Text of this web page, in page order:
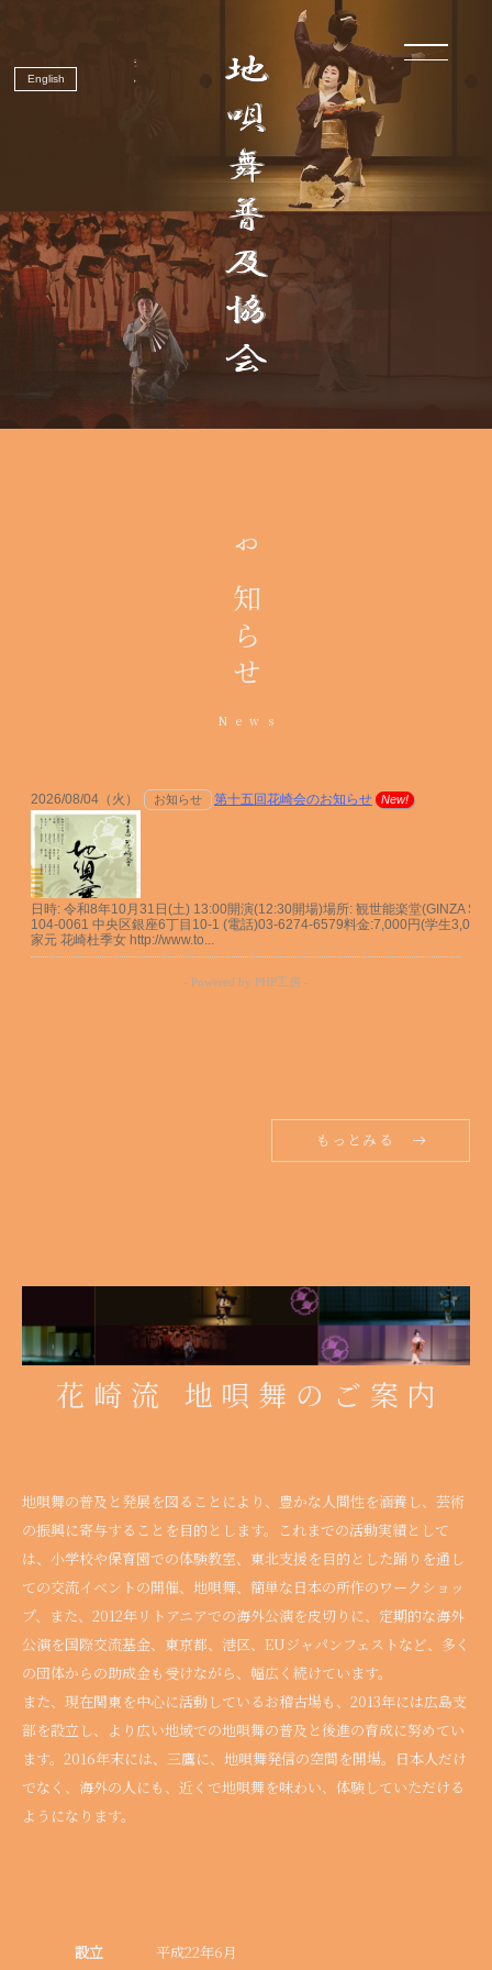
English
お知らせ
News
もっとみる
花崎流 地唄舞のご案内
地唄舞の普及と発展を図ることにより、豊かな人間性を涵養し、芸術
の振興に寄与することを目的とします。これまでの活動実績として
は、小学校や保育園での体験教室、東北支援を目的とした踊りを通し
ての交流イベントの開催、地唄舞、簡単な日本の所作のワークショッ
プ、また、2012年リトアニアでの海外公演を皮切りに、定期的な海外
公演を国際交流基金、東京都、港区、EUジャパンフェストなど、多く
の団体からの助成金も受けながら、幅広く続けています。
また、現在関東を中心に活動しているお稽古場も、2013年には広島支
部を設立し、より広い地域での地唄舞の普及と後進の育成に努めてい
ます。2016年末には、三鷹に、地唄舞発信の空間を開場。日本人だけ
でなく、海外の人にも、近くで地唄舞を味わい、体験していただける
ようになります。
設立 平成22年6月